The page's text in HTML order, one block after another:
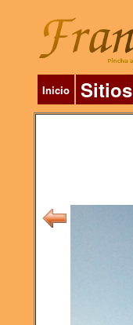
Inicio Sitios